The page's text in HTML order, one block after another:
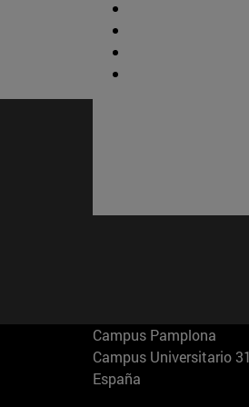
Campus Pamplona
Campus Universitario
España